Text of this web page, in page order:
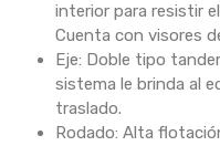
interior para resistir
Cuenta con visores
Eje: Doble tipo
sistema le brinda al
traslado.
Rodado: Alta